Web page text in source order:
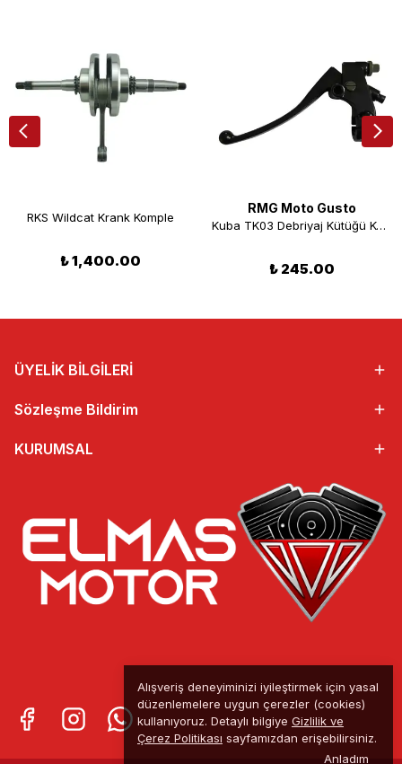
Alışveriş deneyiminizi iyileştirmek için yasal
düzenlemelere uygun çerezler (cookies)
kullanıyoruz. Detaylı bilgiye Gizlilik ve
Çerez Politikası sayfamızdan erişebilirsiniz.
Anladım
RKS Wildcat Krank Komple
₺ 1,400.00
RMG Moto Gusto
Kuba TK03 Debriyaj Kütüğü Komple
₺ 245.00
ÜYELİK BİLGİLERİ
Sözleşme Bildirim
KURUMSAL